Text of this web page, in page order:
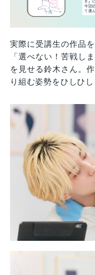
実際に受講生の作品
「選べない！苦戦し
を見せる鈴木さん。
り組む姿勢をひしひ